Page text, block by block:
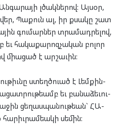
լծակ­նե­րով: Այ­սօր,
Պա­քուն ալ, իր քսա­կը շատ
գու­մար­ներ տրա­մադ­րե­լով,
եւ հա­կա­քա­րոզ­չա­կան բո­լոր
մի­ա­ցած է ար­շա­ւին:
ստեղծ­ուած է Լեմ­քին­
եւ բա­նա­ձե­ւու­
ցե­ղաս­պա­նու­թեան` ՀԱ­
սե­մին: